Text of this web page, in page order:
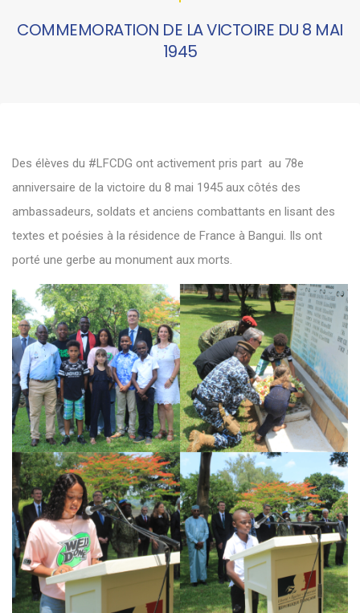
COMMEMORATION DE LA VICTOIRE DU 8 MAI
1945
Des élèves du #LFCDG ont activement pris part au 78e
anniversaire de la victoire du 8 mai 1945 aux côtés des
ambassadeurs, soldats et anciens combattants en lisant des
textes et poésies à la résidence de France à Bangui. Ils ont
porté une gerbe au monument aux morts.